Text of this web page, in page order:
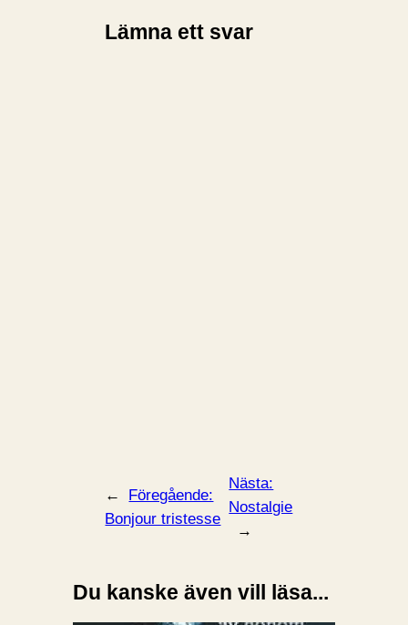
Lämna ett svar
←
Föregående:
Bonjour tristesse
Nästa:
Nostalgie
→
Du kanske även vill läsa...